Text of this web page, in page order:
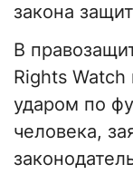
закона
В
Rights Watch
ударом по
человека,